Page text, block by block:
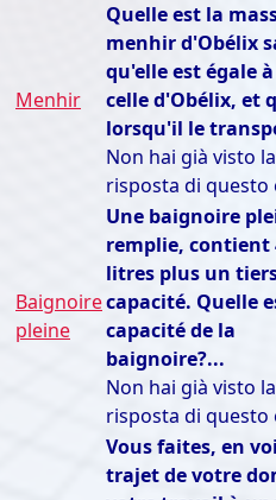
Menhir
Quelle est la
menhir d'Obélix
qu'elle est égale
celle d'Obélix, et
lorsqu'il le
Non hai già visto la
risposta di questo
Baignoire
pleine
Une baignoire
remplie, contient
litres plus un
capacité. Quelle
capacité de la
baignoire?...
Non hai già visto la
risposta di questo
Vous faites, en
trajet de votre